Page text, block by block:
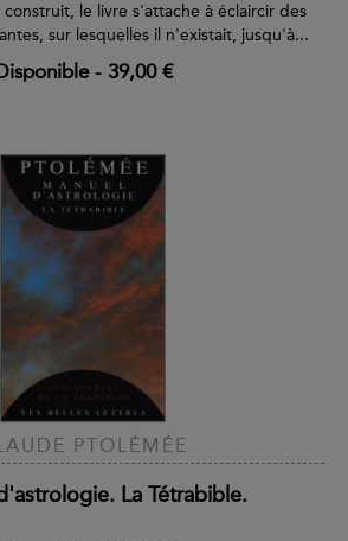
le livre s'attache à éclaircir des
sur lesquelles il n'existait, jusqu'à...
- 39,00 €
PTOLÉMÉE
La Tétrabible.